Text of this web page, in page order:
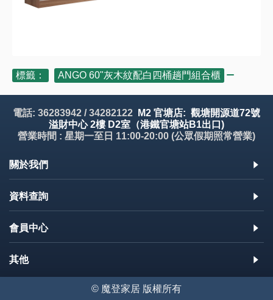
標籤： ANGO 60"灰木紋配白四桶趟門組合櫃
電話: 36283942 / 34282122
M2 官塘店: 觀塘開源道72號
溢財中心 2樓 D2室（港鐵官塘站B1出口)
營業時間 : 星期一至日 11:00-20:00 (公眾假期照常營業)
關於我們
資料查詢
會員中心
其他
© 魔登家居 版權所有